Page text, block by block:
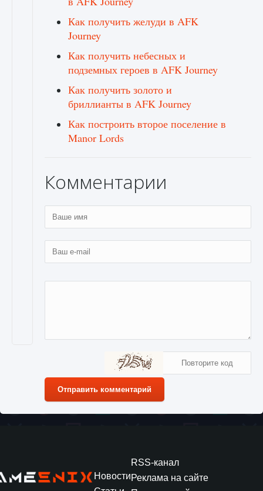
Как получить желуди в AFK
Journey
Как получить небесных и
подземных героев в AFK Journey
Как получить золото и
бриллианты в AFK Journey
Как построить второе поселение в
Manor Lords
Комментарии
Отправить комментарий
Новости
RSS-канал
Реклама на сайте